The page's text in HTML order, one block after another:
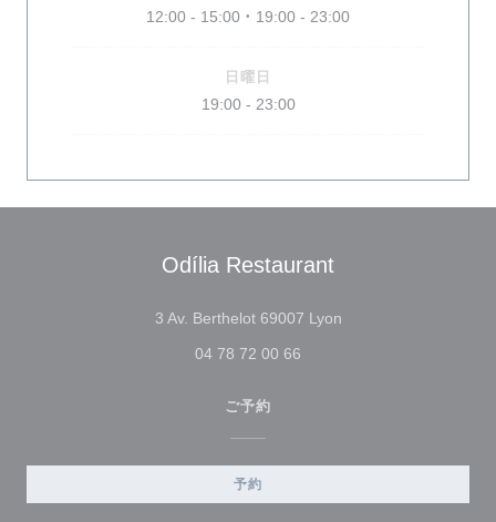
12:00 - 15:00 • 19:00 - 23:00
日曜日
19:00 - 23:00
Odília Restaurant
3 Av. Berthelot 69007 Lyon((新しいウィンドウで
04 78 72 00 66
ご予約
予約